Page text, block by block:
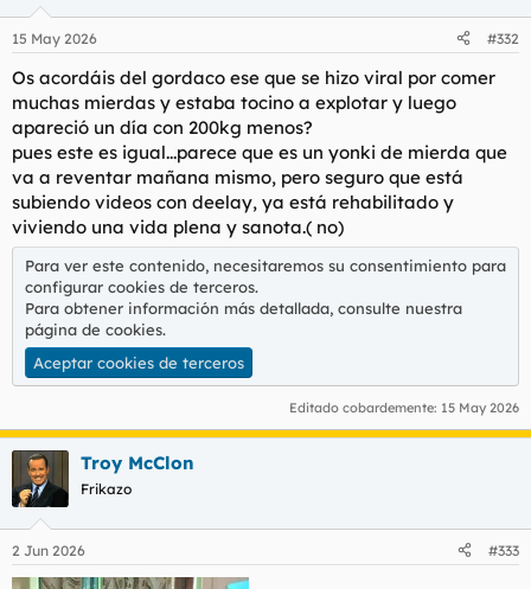
e
:
15 May 2026 #332
Os acordáis del gordaco ese que se hizo viral por comer
muchas mierdas y estaba tocino a explotar y luego
apareció un día con 200kg menos?
pues este es igual...parece que es un yonki de mierda que
va a reventar mañana mismo, pero seguro que está
subiendo videos con deelay, ya está rehabilitado y
viviendo una vida plena y sanota.( no)
Para ver este contenido, necesitaremos su consentimiento para
configurar cookies de terceros.
Para obtener información más detallada, consulte nuestra
página de cookies.
Aceptar cookies de terceros
Editado cobardemente: 15 May 2026
Troy McClon
Frikazo
2 Jun 2026 #333